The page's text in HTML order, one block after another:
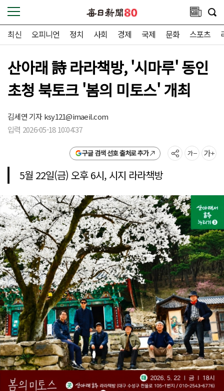
최신 오피니언 정치 사회 경제 국제 문화 스포츠
산아래 詩 라라책방, '시마루' 동인
초청 북토크 '봄의 미토스' 개최
김세연 기자ksy121@imaeil.com
입력 2026-05-18 10:04:37
구글 검색 선호 출처로 추가
5월 22일(금) 오후 6시, 시지 라라책방